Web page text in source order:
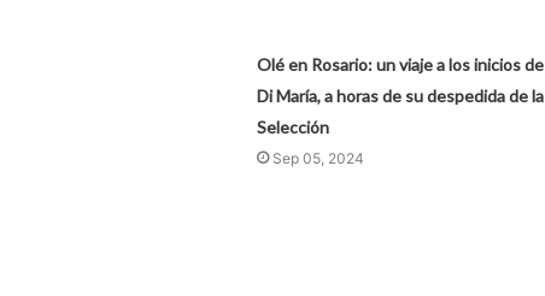
Olé en Rosario: un viaje a los inicios de
Di María, a horas de su despedida de la
Selección
Sep 05, 2024